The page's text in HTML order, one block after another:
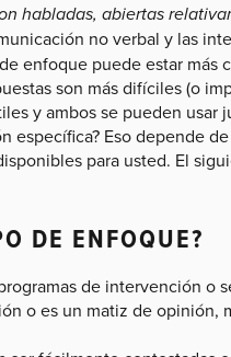
habladas, abiertas
no verbal y las
enfoque puede estar más
son más difíciles (o
y ambos se pueden usar
específica? Eso depende
para usted. El
DE ENFOQUE?
de intervención o
o es un matiz de opinión,